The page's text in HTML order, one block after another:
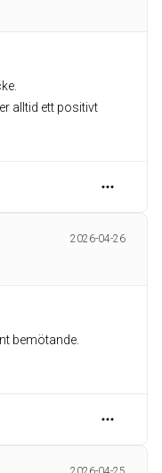
alltid ett positivt
2026-04-26
bemötande.